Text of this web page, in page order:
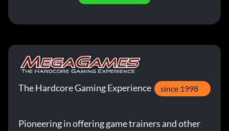
The Hardcore Gaming Experience since 1998
Pioneering in offering game trainers and other